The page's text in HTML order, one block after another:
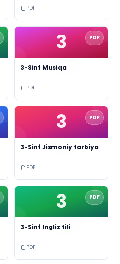
PDF
3 PDF
3-Sinf Musiqa
PDF
3 PDF
3-Sinf Jismoniy tarbiya
PDF
3 PDF
3-Sinf Ingliz tili
PDF